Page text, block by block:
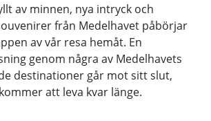
av minnen, nya intryck och
från Medelhavet påbörjar
av vår resa hemåt. En
genom några av Medelhavets
destinationer går mot sitt slut,
att leva kvar länge.